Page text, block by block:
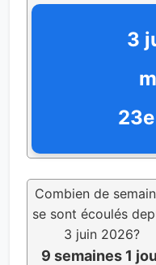
3
23e
Combien de
se sont écoulés
3 juin 2026?
9 semaines 1